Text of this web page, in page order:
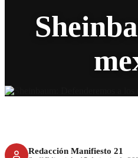
Redacción Manifiesto 21